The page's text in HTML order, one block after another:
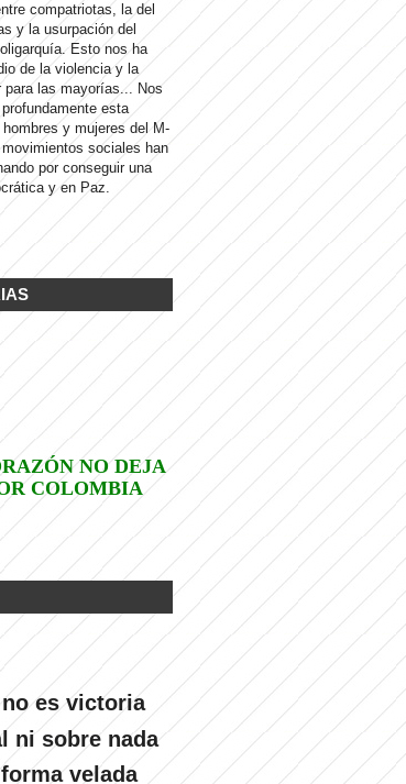
compatriotas, la del
y la usurpación del
Esto nos ha
de la violencia y la
para las mayorías... Nos
esta
y mujeres del M-
sociales han
por conseguir una
y en Paz.
NO DEJA
COLOMBIA
es victoria
ni sobre nada
velada